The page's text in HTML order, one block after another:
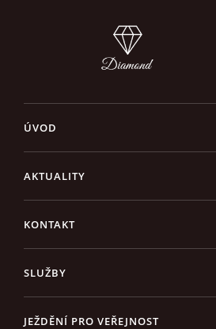
ÚVOD
AKTUALITY
KONTAKT
SLUŽBY
JEŽDĚNÍ PRO VEŘEJNOST